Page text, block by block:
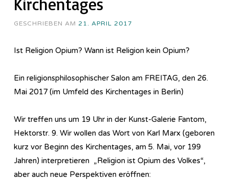
GESCHRIEBEN AM 21. APRIL 2017
Ist Religion Opium? Wann ist Religion kein Opium?
Ein religionsphilosophischer Salon am FREITAG, den 26.
Mai 2017 (im Umfeld des Kirchentages in Berlin)
Wir treffen uns um 19 Uhr in der Kunst-Galerie Fantom,
Hektorstr. 9. Wir wollen das Wort von Karl Marx (geboren
kurz vor Beginn des Kirchentages, am 5. Mai, vor 199
Jahren) interpretieren „Religion ist Opium des Volkes“,
aber auch neue Perspektiven eröffnen: